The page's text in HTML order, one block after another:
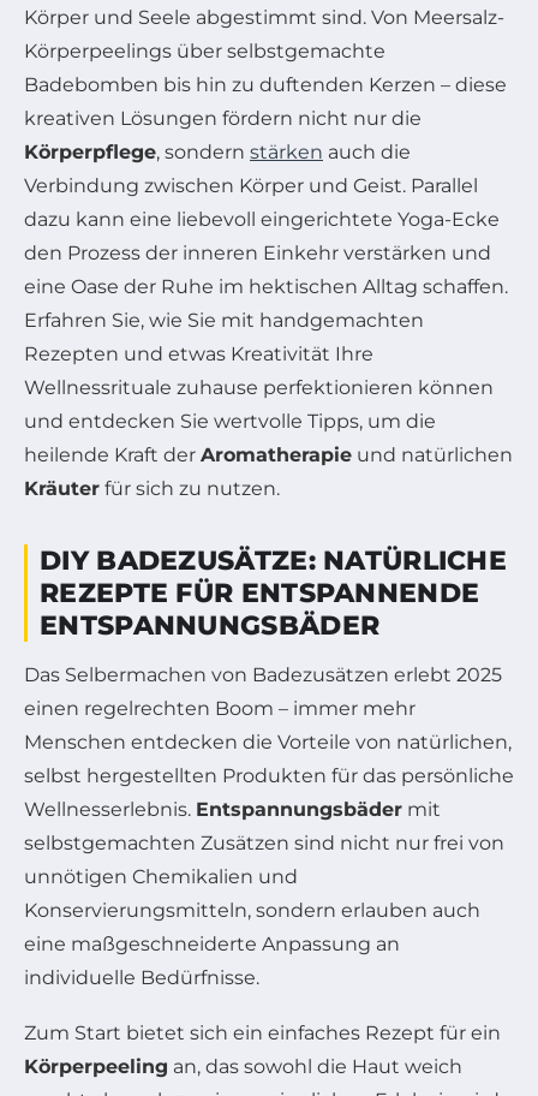
Körper und Seele abgestimmt sind. Von Meersalz-
Körperpeelings über selbstgemachte
Badebomben bis hin zu duftenden Kerzen – diese
kreativen Lösungen fördern nicht nur die
Körperpflege, sondern stärken auch die
Verbindung zwischen Körper und Geist. Parallel
dazu kann eine liebevoll eingerichtete Yoga-Ecke
den Prozess der inneren Einkehr verstärken und
eine Oase der Ruhe im hektischen Alltag schaffen.
Erfahren Sie, wie Sie mit handgemachten
Rezepten und etwas Kreativität Ihre
Wellnessrituale zuhause perfektionieren können
und entdecken Sie wertvolle Tipps, um die
heilende Kraft der Aromatherapie und natürlichen
Kräuter für sich zu nutzen.
DIY BADEZUSÄTZE: NATÜRLICHE
REZEPTE FÜR ENTSPANNENDE
ENTSPANNUNGSBÄDER
Das Selbermachen von Badezusätzen erlebt 2025
einen regelrechten Boom – immer mehr
Menschen entdecken die Vorteile von natürlichen,
selbst hergestellten Produkten für das persönliche
Wellnesserlebnis. Entspannungsbäder mit
selbstgemachten Zusätzen sind nicht nur frei von
unnötigen Chemikalien und
Konservierungsmitteln, sondern erlauben auch
eine maßgeschneiderte Anpassung an
individuelle Bedürfnisse.
Zum Start bietet sich ein einfaches Rezept für ein
Körperpeeling an, das sowohl die Haut weich